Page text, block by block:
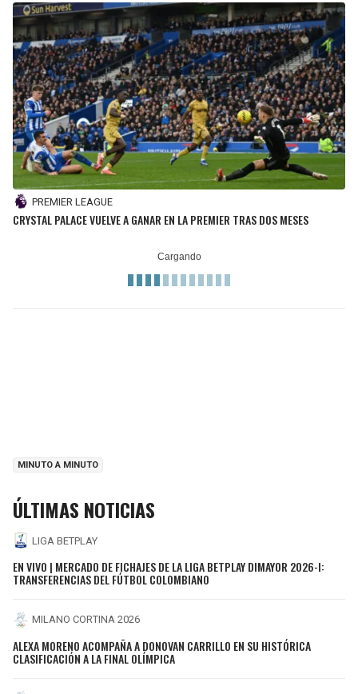
PREMIER LEAGUE
CRYSTAL PALACE VUELVE A GANAR EN LA PREMIER TRAS DOS MESES
MINUTO A MINUTO
ÚLTIMAS NOTICIAS
LIGA BETPLAY
EN VIVO | MERCADO DE FICHAJES DE LA LIGA BETPLAY DIMAYOR 2026-I:
TRANSFERENCIAS DEL FÚTBOL COLOMBIANO
MILANO CORTINA 2026
ALEXA MORENO ACOMPAÑA A DONOVAN CARRILLO EN SU HISTÓRICA
CLASIFICACIÓN A LA FINAL OLÍMPICA